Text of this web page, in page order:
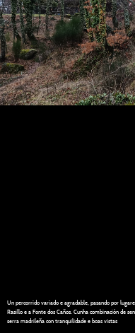
Un percorrido variado e agradable, pasando por
Rasillo e a Fonte dos Caños. Cunha combinación de
serra madrileña con tranquilidade e boas vistas